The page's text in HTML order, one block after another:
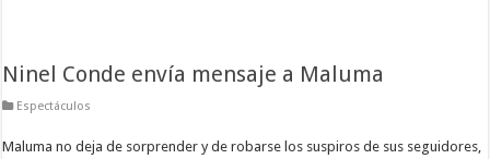
Ninel Conde envía mensaje a Maluma
Espectáculos
Maluma no deja de sorprender y de robarse los suspiros de sus seguidores,